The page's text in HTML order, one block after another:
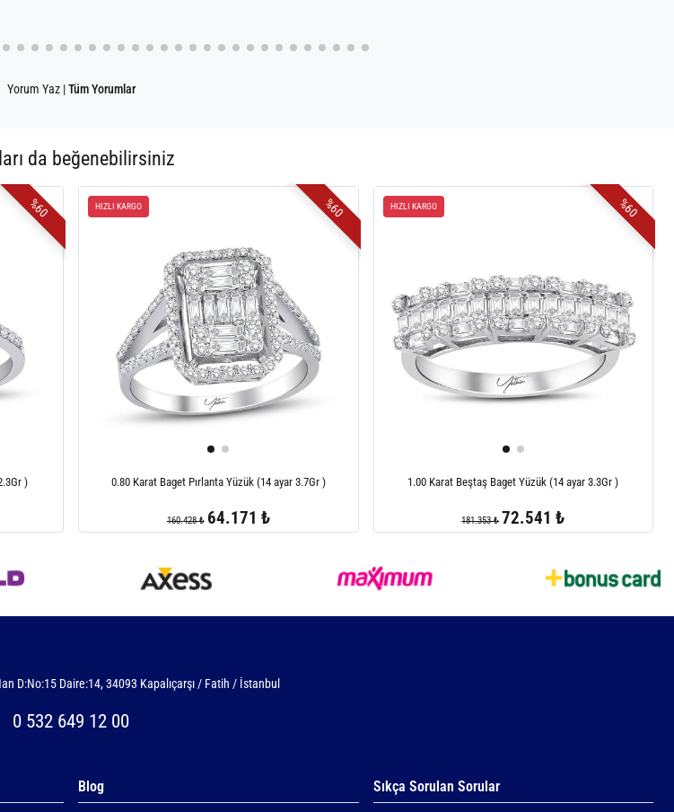
Yorum Yaz | Tüm Yorumlar
da beğenebilirsiniz
%60
)
HIZLI KARGO %60
0.80 Karat Baget Pırlanta Yüzük (14 ayar 3.7Gr )
160.428 ₺ 64.171 ₺
HIZLI KARGO %60
1.00 Karat Beştaş Baget Yüzük (14 ayar 3.3Gr )
181.353 ₺ 72.541 ₺
D:No:15 Daire:14, 34093 Kapalıçarşı / Fatih / İstanbul
0 532 649 12 00
Blog Sıkça Sorulan Sorular